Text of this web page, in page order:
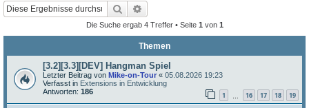
Suche
Die Suche ergab 4 Treffer • Seite 1 von 1
Themen
[3.2][3.3][DEV] Hangman Spiel
Letzter Beitrag von Mike-on-Tour « 05.08.2026 19:23
Verfasst in Extensions in Entwicklung
Antworten: 186 1 16 17 18 19